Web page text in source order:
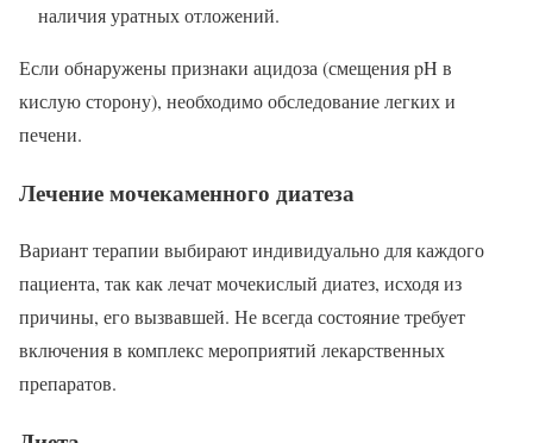
наличия уратных отложений.
Если обнаружены признаки ацидоза (смещения pH в
кислую сторону), необходимо обследование легких и
печени.
Лечение мочекаменного диатеза
Вариант терапии выбирают индивидуально для каждого
пациента, так как лечат мочекислый диатез, исходя из
причины, его вызвавшей. Не всегда состояние требует
включения в комплекс мероприятий лекарственных
препаратов.